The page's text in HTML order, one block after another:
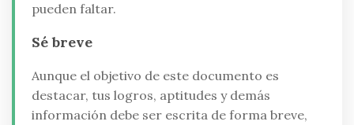
pueden faltar.
Sé breve
Aunque el objetivo de este documento es
destacar, tus logros, aptitudes y demás
información debe ser escrita de forma breve,